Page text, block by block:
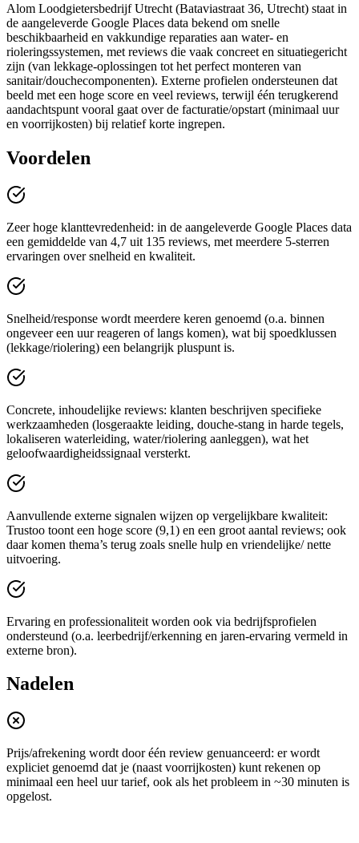
Alom Loodgietersbedrijf Utrecht (Bataviastraat 36, Utrecht) staat in
de aangeleverde Google Places data bekend om snelle
beschikbaarheid en vakkundige reparaties aan water- en
rioleringssystemen, met reviews die vaak concreet en situatiegericht
zijn (van lekkage-oplossingen tot het perfect monteren van
sanitair/douchecomponenten). Externe profielen ondersteunen dat
beeld met een hoge score en veel reviews, terwijl één terugkerend
aandachtspunt vooral gaat over de facturatie/opstart (minimaal uur
en voorrijkosten) bij relatief korte ingrepen.
Voordelen
Zeer hoge klanttevredenheid: in de aangeleverde Google Places data
een gemiddelde van 4,7 uit 135 reviews, met meerdere 5-sterren
ervaringen over snelheid en kwaliteit.
Snelheid/response wordt meerdere keren genoemd (o.a. binnen
ongeveer een uur reageren of langs komen), wat bij spoedklussen
(lekkage/riolering) een belangrijk pluspunt is.
Concrete, inhoudelijke reviews: klanten beschrijven specifieke
werkzaamheden (losgeraakte leiding, douche-stang in harde tegels,
lokaliseren waterleiding, water/riolering aanleggen), wat het
geloofwaardigheidssignaal versterkt.
Aanvullende externe signalen wijzen op vergelijkbare kwaliteit:
Trustoo toont een hoge score (9,1) en een groot aantal reviews; ook
daar komen thema’s terug zoals snelle hulp en vriendelijke/ nette
uitvoering.
Ervaring en professionaliteit worden ook via bedrijfsprofielen
ondersteund (o.a. leerbedrijf/erkenning en jaren-ervaring vermeld in
externe bron).
Nadelen
Prijs/afrekening wordt door één review genuanceerd: er wordt
expliciet genoemd dat je (naast voorrijkosten) kunt rekenen op
minimaal een heel uur tarief, ook als het probleem in ~30 minuten is
opgelost.